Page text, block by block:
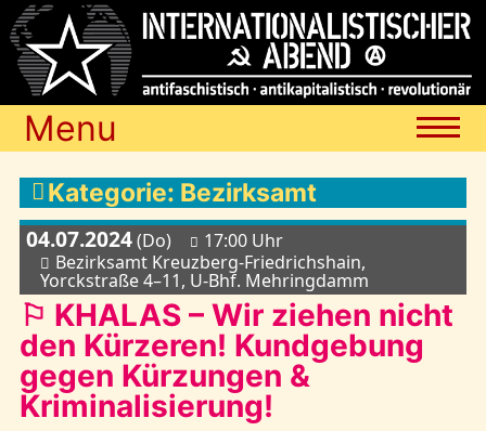
Menu
Termine
Blog
Media
Archiv
Kategorie: Bezirksamt
04.07.2024(Do)
17:00 Uhr
Bezirksamt Kreuzberg-Friedrichshain,
Yorckstraße 4–11, U-Bhf. Mehringdamm
⚐ KHALAS – Wir ziehen nicht
den Kürzeren! Kundgebung
gegen Kürzungen &
Kriminalisierung!